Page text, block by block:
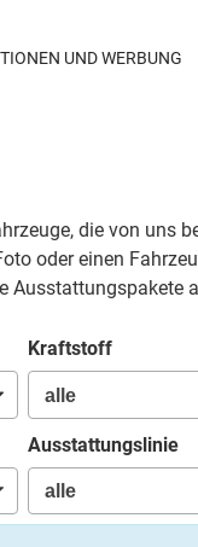
UND WERBUNG
die von uns
oder einen
Ausstattungspakete
Kraftstoff
Ausstattungslinie